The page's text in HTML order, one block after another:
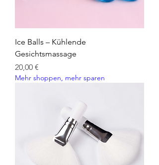
Ice Balls – Kühlende
Gesichtsmassage
Preis
20,00 €
Mehr shoppen, mehr sparen